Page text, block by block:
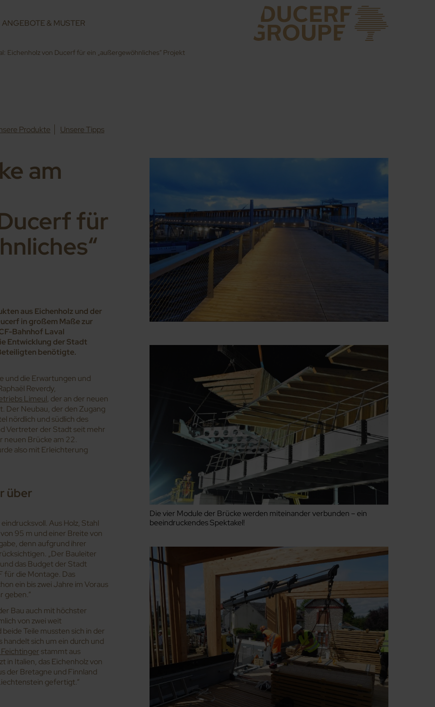
ANGEBOTE & MUSTER
Eichenholz von Ducerf für ein „außergewöhnliches“ Projekt
Produkte Unsere Tipps
am
für
aus Eichenholz und der
in großem Maße zur
Bahnhof Laval
Entwicklung der Stadt
benötigte.
und die Erwartungen und
Reverdy,
Limeul, der an der neuen
Der Neubau, der den Zugang
nördlich und südlich des
Vertreter der Stadt seit mehr
neuen Brücke am 22.
also mit Erleichterung
über
Aus Holz, Stahl
95 m und einer Breite von
denn aufgrund ihrer
„Der Bauleiter
das Budget der Stadt
für die Montage. Das
ein bis zwei Jahre im Voraus
geben.“
Bau auch mit höchster
von zwei weit
Teile mussten sich in der
sich um ein durch und
stammt aus
in Italien, das Eichenholz von
der Bretagne und Finnland
gefertigt.“
Die vier Module der Brücke werden miteinander verbunden – ein
beeindruckendes Spektakel!